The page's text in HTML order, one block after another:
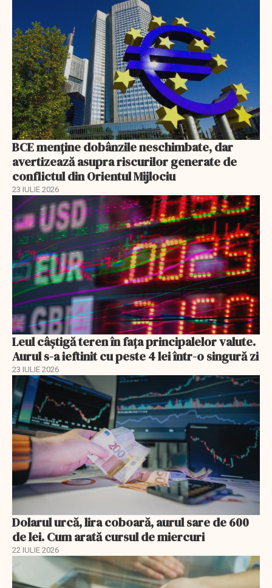
BCE menține dobânzile neschimbate, dar
avertizează asupra riscurilor generate de
conflictul din Orientul Mijlociu
23 IULIE 2026
Leul câștigă teren în fața principalelor valute.
Aurul s-a ieftinit cu peste 4 lei într-o singură zi
23 IULIE 2026
Dolarul urcă, lira coboară, aurul sare de 600
de lei. Cum arată cursul de miercuri
22 IULIE 2026